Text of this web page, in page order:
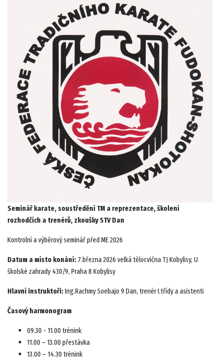
Seminář karate, soustředění TM a reprezentace, školení
rozhodčích a trenérů, zkoušky STV Dan
Kontrolní a výběrový seminář před ME 2026
Datum a místo konání: 7.března 2026 velká tělocvična TJ Kobylisy, U
školské zahrady 430/9, Praha 8 Kobylisy
Hlavní instruktoři:Ing.Rachmy Soebajo 9 Dan, trenér I.třídy a asistenti
Časový harmonogram
09.30 - 11.00 trénink
11.00 – 13.00 přestávka
13.00 – 14.30 trénink